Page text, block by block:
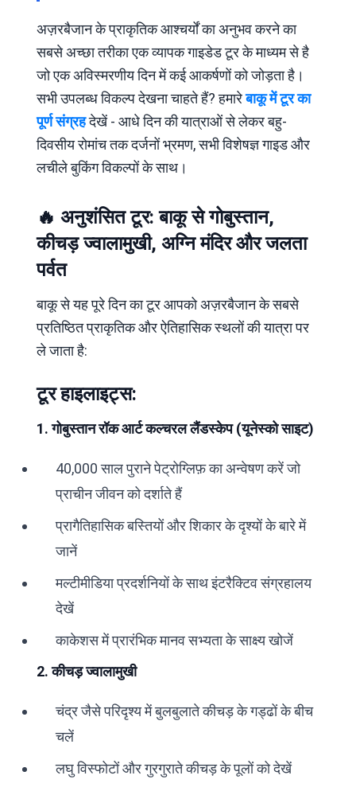
अज़रबैजान के प्राकृतिक आश्चर्यों का अनुभव करने का
सबसे अच्छा तरीका एक व्यापक गाइडेड टूर के माध्यम से है
जो एक अविस्मरणीय दिन में कई आकर्षणों को जोड़ता है।
सभी उपलब्ध विकल्प देखना चाहते हैं? हमारेबाकू में टूर का
पूर्ण संग्रहदेखें - आधे दिन की यात्राओं से लेकर बहु-
दिवसीय रोमांच तक दर्जनों भ्रमण, सभी विशेषज्ञ गाइड और
लचीले बुकिंग विकल्पों के साथ।
🔥 अनुशंसित टूर: बाकू से गोबुस्तान,
कीचड़ ज्वालामुखी, अग्नि मंदिर और जलता
पर्वत
बाकू से यह पूरे दिन का टूर आपको अज़रबैजान के सबसे
प्रतिष्ठित प्राकृतिक और ऐतिहासिक स्थलों की यात्रा पर
ले जाता है:
टूर हाइलाइट्स:
1. गोबुस्तान रॉक आर्ट कल्चरल लैंडस्केप (यूनेस्को साइट)
40,000 साल पुराने पेट्रोग्लिफ़ का अन्वेषण करें जो
प्राचीन जीवन को दर्शाते हैं
प्रागैतिहासिक बस्तियों और शिकार के दृश्यों के बारे में
जानें
मल्टीमीडिया प्रदर्शनियों के साथ इंटरैक्टिव संग्रहालय
देखें
काकेशस में प्रारंभिक मानव सभ्यता के साक्ष्य खोजें
2. कीचड़ ज्वालामुखी
चंद्र जैसे परिदृश्य में बुलबुलाते कीचड़ के गड्ढों के बीच
चलें
लघु विस्फोटों और गुरगुराते कीचड़ के पूलों को देखें